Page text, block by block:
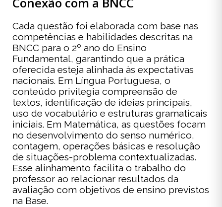
Cada questão foi elaborada com base nas
competências e habilidades descritas na
BNCC para o 2º ano do Ensino
Fundamental, garantindo que a prática
oferecida esteja alinhada às expectativas
nacionais. Em Língua Portuguesa, o
conteúdo privilegia compreensão de
textos, identificação de ideias principais,
uso de vocabulário e estruturas gramaticais
iniciais. Em Matemática, as questões focam
no desenvolvimento do senso numérico,
contagem, operações básicas e resolução
de situações-problema contextualizadas.
Esse alinhamento facilita o trabalho do
professor ao relacionar resultados da
avaliação com objetivos de ensino previstos
na Base.